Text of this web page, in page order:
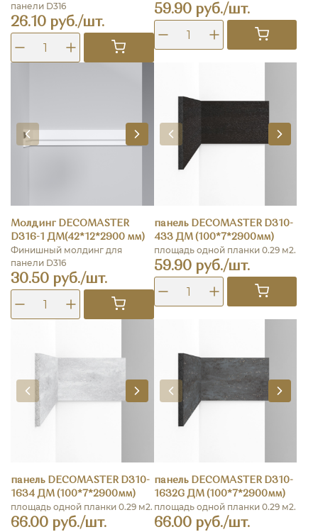
панели D316
26.10 руб./шт.
59.90 руб./шт.
Молдинг DECOMASTER
D316-1 ДМ(42*12*2900 мм)
Финишный молдинг для
панели D316
30.50 руб./шт.
панель DECOMASTER D310-
433 ДМ (100*7*2900мм)
площадь одной планки 0.29 м2.
59.90 руб./шт.
панель DECOMASTER D310-
1634 ДМ (100*7*2900мм)
площадь одной планки 0.29 м2.
66.00 руб./шт.
панель DECOMASTER D310-
1632G ДМ (100*7*2900мм)
площадь одной планки 0.29 м2.
66.00 руб./шт.